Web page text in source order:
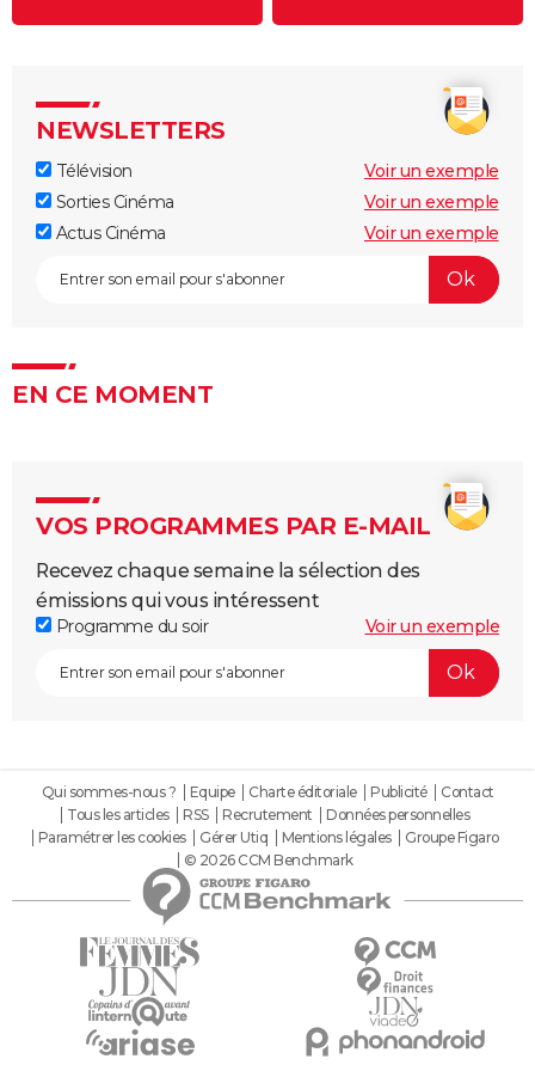
NEWSLETTERS
Télévision
Voir un exemple
Sorties Cinéma
Voir un exemple
Actus Cinéma
Voir un exemple
EN CE MOMENT
VOS PROGRAMMES PAR E-MAIL
Recevez chaque semaine la sélection des
émissions qui vous intéressent
Programme du soir Voir un exemple
Qui sommes-nous ? Equipe Charte éditoriale Publicité
Contact
Tous les articles
RSS Recrutement
Données personnelles
Paramétrer les cookies
Gérer Utiq Mentions légales
Groupe Figaro
© 2026 CCM Benchmark